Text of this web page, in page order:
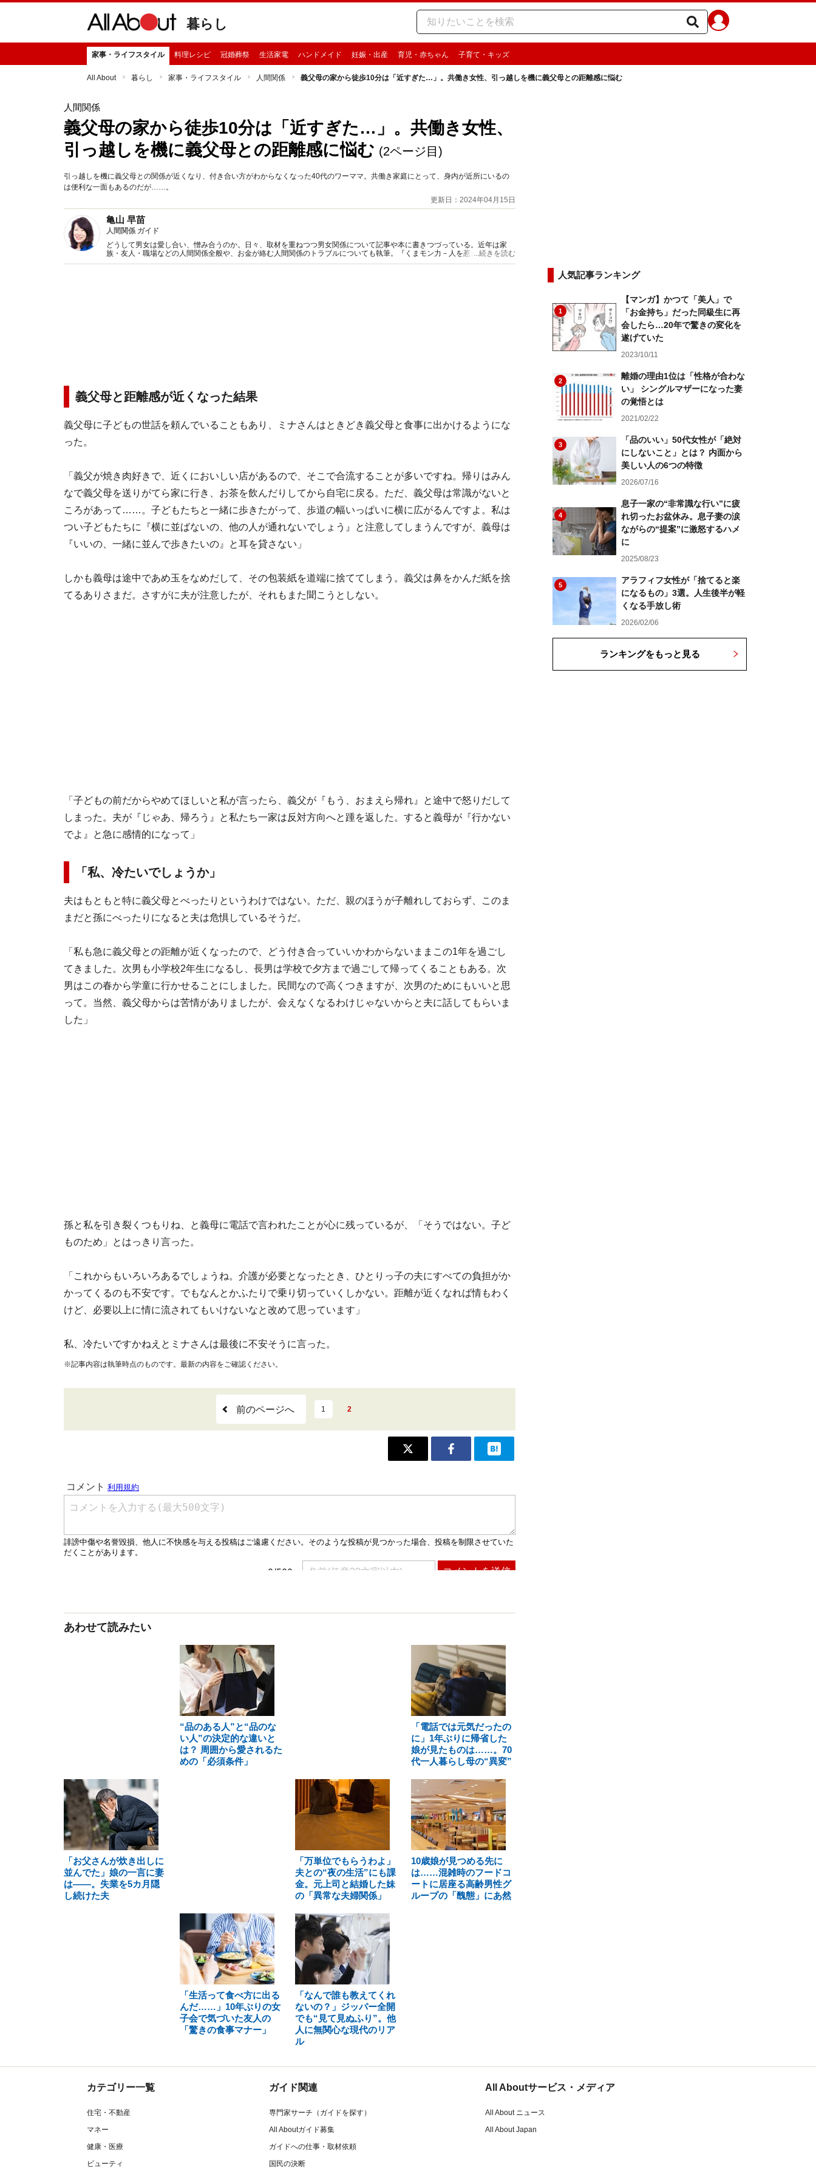
暮らし
家事・ライフスタイル 料理レシピ 冠婚葬祭 生活家電 ハンドメイド 妊娠・出産 育児・赤ちゃん 子育て・キッズ
All About 暮らし 家事・ライフスタイル 人間関係 義父母の家から徒歩10分は「近すぎた…」。共働き女性、引っ越しを機に義父母との距離感に悩む
人間関係
義父母の家から徒歩10分は「近すぎた…」。共働き女性、
引っ越しを機に義父母との距離感に悩む (2ページ目)
引っ越しを機に義父母との関係が近くなり、付き合い方がわからなくなった40代のワーママ。共働き家庭にとって、身内が近所にいるの
は便利な一面もあるのだが……。
更新日：2024年04月15日
亀山 早苗
人間関係 ガイド
どうして男女は愛し合い、憎み合うのか。日々、取材を重ねつつ男女関係について記事や本に書きつづっている。近年は家
族・友人・職場などの人間関係全般や、お金が絡む人間関係のトラブルについても執筆。『くまモン力－人を惹きつける愛と
魅力の秘密』など著書多数。
...続きを読む
義父母と距離感が近くなった結果
義父母に子どもの世話を頼んでいることもあり、ミナさんはときどき義父母と食事に出かけるようにな
った。
「義父が焼き肉好きで、近くにおいしい店があるので、そこで合流することが多いですね。帰りはみん
なで義父母を送りがてら家に行き、お茶を飲んだりしてから自宅に戻る。ただ、義父母は常識がないと
ころがあって……。子どもたちと一緒に歩きたがって、歩道の幅いっぱいに横に広がるんですよ。私は
つい子どもたちに『横に並ばないの、他の人が通れないでしょう』と注意してしまうんですが、義母は
『いいの、一緒に並んで歩きたいの』と耳を貸さない」
しかも義母は途中であめ玉をなめだして、その包装紙を道端に捨ててしまう。義父は鼻をかんだ紙を捨
てるありさまだ。さすがに夫が注意したが、それもまた聞こうとしない。
「子どもの前だからやめてほしいと私が言ったら、義父が『もう、おまえら帰れ』と途中で怒りだして
しまった。夫が『じゃあ、帰ろう』と私たち一家は反対方向へと踵を返した。すると義母が『行かない
でよ』と急に感情的になって」
「私、冷たいでしょうか」
夫はもともと特に義父母とべったりというわけではない。ただ、親のほうが子離れしておらず、このま
まだと孫にべったりになると夫は危惧しているそうだ。
「私も急に義父母との距離が近くなったので、どう付き合っていいかわからないままこの1年を過ごし
てきました。次男も小学校2年生になるし、長男は学校で夕方まで過ごして帰ってくることもある。次
男はこの春から学童に行かせることにしました。民間なので高くつきますが、次男のためにもいいと思
って。当然、義父母からは苦情がありましたが、会えなくなるわけじゃないからと夫に話してもらいま
した」
孫と私を引き裂くつもりね、と義母に電話で言われたことが心に残っているが、「そうではない。子ど
ものため」とはっきり言った。
「これからもいろいろあるでしょうね。介護が必要となったとき、ひとりっ子の夫にすべての負担がか
かってくるのも不安です。でもなんとかふたりで乗り切っていくしかない。距離が近くなれば情もわく
けど、必要以上に情に流されてもいけないなと改めて思っています」
私、冷たいですかねえとミナさんは最後に不安そうに言った。
※記事内容は執筆時点のものです。最新の内容をご確認ください。
前のページへ 1 2
あわせて読みたい
“品のある人”と“品のな
い人”の決定的な違いと
は？ 周囲から愛されるた
めの「必須条件」
「電話では元気だったの
に」1年ぶりに帰省した
娘が見たものは……。70
代一人暮らし母の“異変”
「お父さんが炊き出しに
並んでた」娘の一言に妻
は――。失業を5カ月隠
し続けた夫
「万単位でもらうわよ」
夫との“夜の生活”にも課
金。元上司と結婚した妹
の「異常な夫婦関係」
10歳娘が見つめる先に
は……混雑時のフードコ
ートに居座る高齢男性グ
ループの「醜態」にあ然
「生活って食べ方に出る
んだ……」10年ぶりの女
子会で気づいた友人の
「驚きの食事マナー」
「なんで誰も教えてくれ
ないの？」ジッパー全開
でも“見て見ぬふり”。他
人に無関心な現代のリア
ル
人気記事ランキング
1
【マンガ】かつて「美人」で
「お金持ち」だった同級生に再
会したら…20年で驚きの変化を
遂げていた
2023/10/11
2
離婚の理由1位は「性格が合わな
い」 シングルマザーになった妻
の覚悟とは
2021/02/22
3
「品のいい」50代女性が「絶対
にしないこと」とは？ 内面から
美しい人の6つの特徴
2026/07/16
4
息子一家の“非常識な行い”に疲
れ切ったお盆休み。息子妻の涙
ながらの“提案”に激怒するハメ
に
2025/08/23
5
アラフィフ女性が「捨てると楽
になるもの」3選。人生後半が軽
くなる手放し術
2026/02/06
ランキングをもっと見る
カテゴリー一覧
住宅・不動産
マネー
健康・医療
ビューティ
ガイド関連
専門家サーチ（ガイドを探す）
All Aboutガイド募集
ガイドへの仕事・取材依頼
国民の決断
All Aboutサービス・メディア
All About ニュース
All About Japan